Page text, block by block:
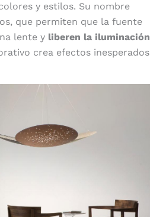
y estilos. Su nombre
que permiten que la fuente
lente y liberen la iluminación
crea efectos inesperados